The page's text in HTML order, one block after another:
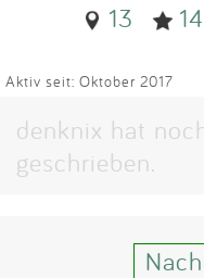
13 14
Aktiv seit: Oktober 2017
denknix hat
geschrieben.